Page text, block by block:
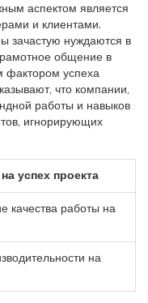
аспектом является
и клиентами.
зачастую нуждаются в
общение в
фактором успеха
что компании,
работы и навыков
игнорирующих
успех проекта
качества работы на
на